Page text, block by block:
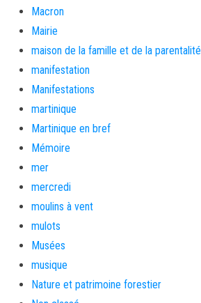
Macron
Mairie
maison de la famille et de la parentalité
manifestation
Manifestations
martinique
Martinique en bref
Mémoire
mer
mercredi
moulins à vent
mulots
Musées
musique
Nature et patrimoine forestier